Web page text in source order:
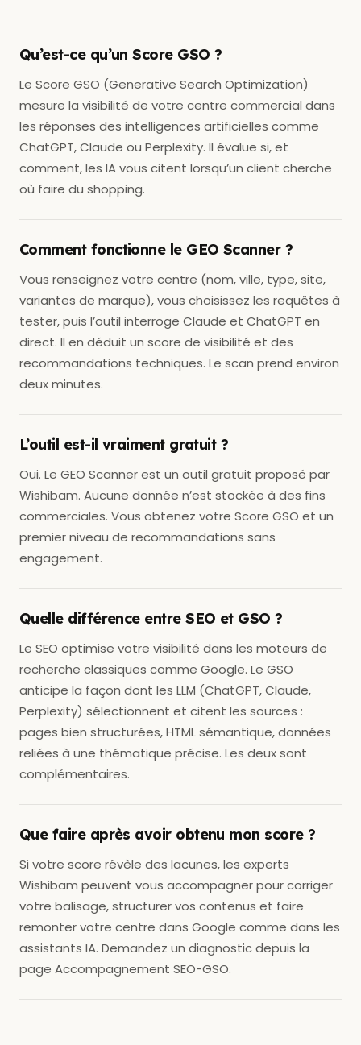
Qu’est-ce qu’un Score GSO ?
Le Score GSO (Generative Search Optimization)
mesure la visibilité de votre centre commercial dans
les réponses des intelligences artificielles comme
ChatGPT, Claude ou Perplexity. Il évalue si, et
comment, les IA vous citent lorsqu’un client cherche
où faire du shopping.
Comment fonctionne le GEO Scanner ?
Vous renseignez votre centre (nom, ville, type, site,
variantes de marque), vous choisissez les requêtes à
tester, puis l’outil interroge Claude et ChatGPT en
direct. Il en déduit un score de visibilité et des
recommandations techniques. Le scan prend environ
deux minutes.
L’outil est-il vraiment gratuit ?
Oui. Le GEO Scanner est un outil gratuit proposé par
Wishibam. Aucune donnée n’est stockée à des fins
commerciales. Vous obtenez votre Score GSO et un
premier niveau de recommandations sans
engagement.
Quelle différence entre SEO et GSO ?
Le SEO optimise votre visibilité dans les moteurs de
recherche classiques comme Google. Le GSO
anticipe la façon dont les LLM (ChatGPT, Claude,
Perplexity) sélectionnent et citent les sources :
pages bien structurées, HTML sémantique, données
reliées à une thématique précise. Les deux sont
complémentaires.
Que faire après avoir obtenu mon score ?
Si votre score révèle des lacunes, les experts
Wishibam peuvent vous accompagner pour corriger
votre balisage, structurer vos contenus et faire
remonter votre centre dans Google comme dans les
assistants IA. Demandez un diagnostic depuis la
page Accompagnement SEO-GSO.